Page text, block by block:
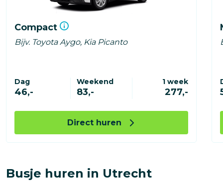
Compact
Bijv. Toyota Aygo, Kia Picanto
Dag
46,-
Weekend
83,-
1 week
277,-
Direct huren
Busje huren in Utrecht